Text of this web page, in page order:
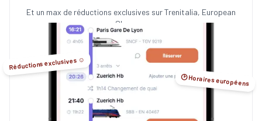
Et un max de réductions exclusives sur Trenitalia, European
Sleeper...
Réductions exclusives ☺️
🕑 Horaires européens